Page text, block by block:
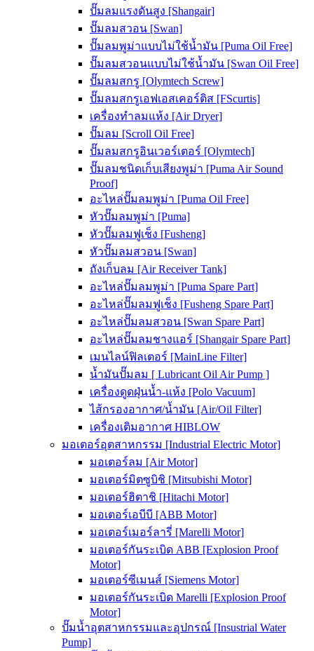
ปั๊มลมแรงดันสูง [Shangair]
ปั๊มลมสวอน [Swan]
ปั๊มลมพูม่าแบบไม่ใช้น้ำมัน [Puma Oil Free]
ปั๊มลมสวอนแบบไม่ใช้น้ำมัน [Swan Oil Free]
ปั๊มลมสกรู [Olymtech Screw]
ปั๊มลมสกรูเอฟเอสเคอร์ติส [FScurtis]
เครื่องทำลมแห้ง [Air Dryer]
ปั๊มลม [Scroll Oil Free]
ปั๊มลมสกรูอินเวอร์เตอร์ [Olymtech]
ปั๊มลมชนิดเก็บเสียงพูม่า [Puma Air Sound
Proof]
อะไหล่ปั๊มลมพูม่า [Puma Oil Free]
หัวปั๊มลมพูม่า [Puma]
หัวปั๊มลมฟูเช็ง [Fusheng]
หัวปั๊มลมสวอน [Swan]
ถังเก็บลม [Air Receiver Tank]
อะไหล่ปั๊มลมพูม่า [Puma Spare Part]
อะไหล่ปั๊มลมฟูเช็ง [Fusheng Spare Part]
อะไหล่ปั๊มลมสวอน [Swan Spare Part]
อะไหล่ปั๊มลมชางแอร์ [Shangair Spare Part]
เมนไลน์ฟิลเตอร์ [MainLine Filter]
น้ำมันปั๊มลม [ Lubricant Oil Air Pump ]
เครื่องดูดฝุ่นน้ำ-แห้ง [Polo Vacuum]
ไส้กรองอากาศ/น้ำมัน [Air/Oil Filter]
เครื่องเติมอากาศ HIBLOW
มอเตอร์อุตสาหกรรม [Industrial Electric Motor]
มอเตอร์ลม [Air Motor]
มอเตอร์มิตซูบิชิ [Mitsubishi Motor]
มอเตอร์ฮิตาชิ [Hitachi Motor]
มอเตอร์เอบีบี [ABB Motor]
มอเตอร์เมอร์ลารี่ [Marelli Motor]
มอเตอร์กันระเบิด ABB [Explosion Proof
Motor]
มอเตอร์ซีเมนส์ [Siemens Motor]
มอเตอร์กันระเบิด Marelli [Explosion Proof
Motor]
ปั๊มน้ำอุตสาหกรรมและอุปกรณ์ [Insustrial Water
Pump]